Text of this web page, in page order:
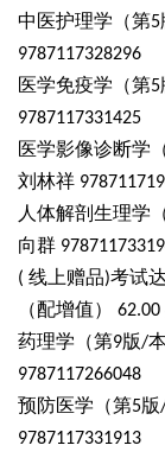
中医护理学（第5
9787117328296
医学免疫学（第5
9787117331425
医学影像诊断学
刘林祥
人体解剖生理学
向群
( 线上赠品)考试
（配增值）
62.00
药理学（第9版/
9787117266048
预防医学（第5版
9787117331913